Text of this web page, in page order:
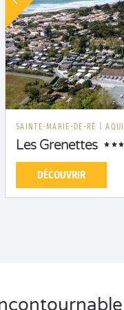
SAINTE-MARIE-DE-RÉ |
Les Grenettes
DÉCOUVRIR